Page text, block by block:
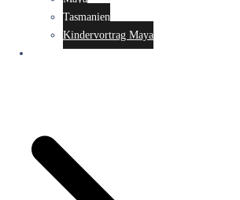
Tasmanien
Kindervortrag Maya